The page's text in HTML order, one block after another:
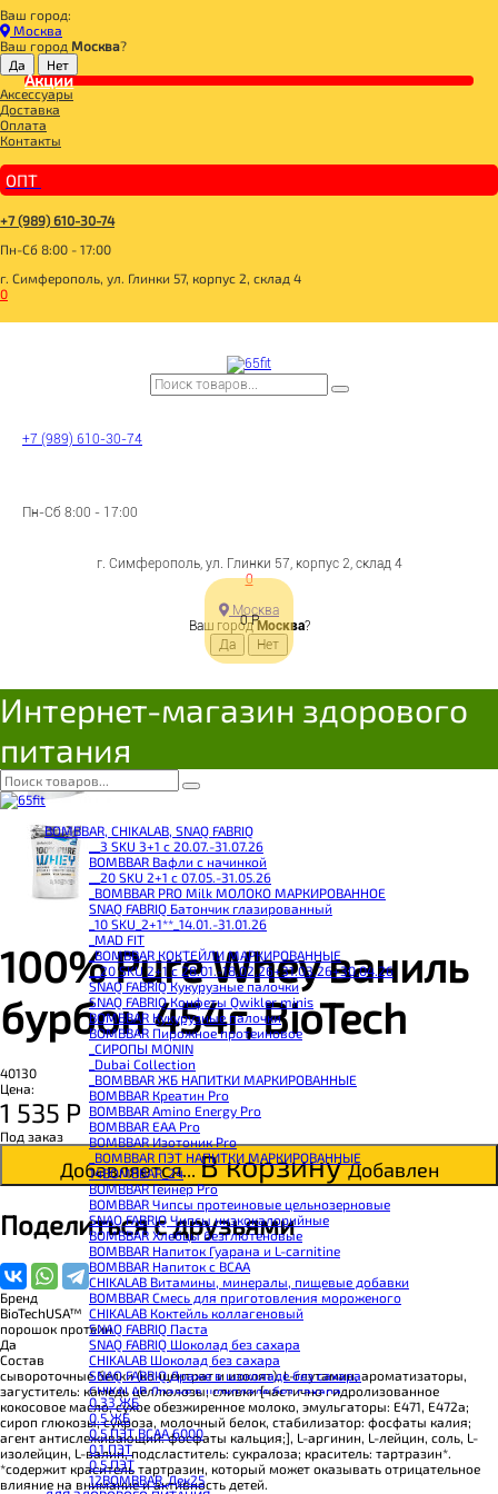
Ваш город:
Москва
Ваш город Москва?
Акции
Аксессуары
Доставка
Оплата
Контакты
ОПТ
+7 (989) 610-30-74
Пн-Сб 8:00 - 17:00
г. Симферополь, ул. Глинки 57, корпус 2, склад 4
0
+7 (989) 610-30-74
Пн-Сб 8:00 - 17:00
г. Симферополь, ул. Глинки 57, корпус 2, склад 4
0
0Р
Москва
Ваш городМосква?
Интернет-магазин здорового
питания
BOMBBAR, CHIKALAB, SNAQ FABRIQ
__3 SKU 3+1 с 20.07.-31.07.26
BOMBBAR Вафли с начинкой
__20 SKU 2+1 с 07.05.-31.05.26
_BOMBBAR PRO Milk МОЛОКО МАРКИРОВАННОЕ
SNAQ FABRIQ Батончик глазированный
_10 SKU_2+1**_14.01.-31.01.26
_MAD FIT
_BOMBBAR КОКТЕЙЛИ МАРКИРОВАННЫЕ
__20 SKU 2+1 с 28.01.-18.02.26+31.03.26+30.04.26
SNAQ FABRIQ Кукурузные палочки
SNAQ FABRIQ Конфеты Qwikler minis
BOMBBAR Кукурузные палочки
BOMBBAR Пирожное протеиновое
_CИРОПЫ MONIN
_Dubai Collection
_BOMBBAR ЖБ НАПИТКИ МАРКИРОВАННЫЕ
BOMBBAR Креатин Pro
BOMBBAR Amino Energy Pro
BOMBBAR EAA Pro
BOMBBAR Изотоник Pro
_BOMBBAR ПЭТ НАПИТКИ МАРКИРОВАННЫЕ
14BOMBBAR_24
BOMBBAR Гейнер Pro
BOMBBAR Чипсы протеиновые цельнозерновые
SNAQ FABRIQ Чипсы низкокалорийные
BOMBBAR Хлебцы безглютеновые
BOMBBAR Напиток Гуарана и L-carnitine
BOMBBAR Напиток с BCAA
CHIKALAB Витамины, минералы, пищевые добавки
BOMBBAR Смесь для приготовления мороженого
CHIKALAB Коктейль коллагеновый
SNAQ FABRIQ Паста
SNAQ FABRIQ Шоколад без сахара
CHIKALAB Шоколад без сахара
SNAQ FABRIQ Драже в шоколаде без сахара
CHIKALAB Драже в шоколаде без сахара
BOMBBAR Каша овсяная с белком
BOMBBAR Джем низкокалорийный
BOMBBAR Сахарозаменитель
BOMBBAR Паста
CHIKALAB Паста
CHIKALAB Смеси для выпечки
0.33 ЖБ
0.5 ЖБ
0.5 ПЭТ ВСАА 6000
0.1 ПЭТ
0.5 ПЭТ
12BOMBBAR_Дек25
Главная
СПОРТИВНОЕ ПИТАНИЕ
ПРОТЕИН
100% Pure Whey ваниль бурбон 454г, BioTech
100% Pure Whey ваниль
бурбон 454г, BioTech
40130
Цена:
1 535 Р
Под заказ
Добавляется...В корзинуДобавлен
Поделиться с друзьями
Бренд
BioTechUSA™
порошок протеин
Да
Состав
сывороточные белки (концентрат и изолят), L-глутамин, ароматизаторы,
загуститель: камедь целлюлозы; сливки [частично гидролизованное
кокосовое масло, сухое обезжиренное молоко, эмульгаторы: Е471, Е472а;
сироп глюкозы, сукроза, молочный белок, стабилизатор: фосфаты калия;
агент антислеживающий: фосфаты кальция;], L-аргинин, L-лейцин, соль, L-
изолейцин, L-валин, подсластитель: сукралоза; краситель: тартразин*.
*содержит краситель тартразин, который может оказывать отрицательное
влияние на внимание и активность детей.